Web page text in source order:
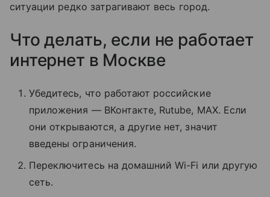
ситуации редко затрагивают весь город.
Что делать, если не работает
интернет в Москве
Убедитесь, что работают российские
приложения — ВКонтакте, Rutube, MAX. Если
они открываются, а другие нет, значит
введены ограничения.
Переключитесь на домашний Wi-Fi или другую
сеть.